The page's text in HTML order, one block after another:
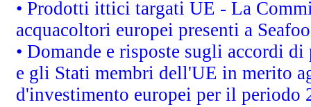
• Prodotti ittici targati UE - La
acquacoltori europei presenti a
• Domande e risposte sugli accordi
e gli Stati membri dell'UE in merito
d'investimento europei per il periodo